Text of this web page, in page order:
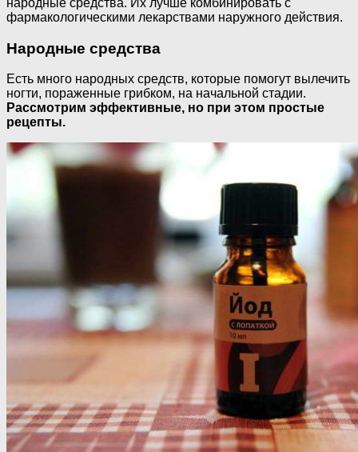
фармакологическими лекарствами наружного действия.
Народные средства
Есть много народных средств, которые помогут вылечить
ногти, пораженные грибком, на начальной стадии.
Рассмотрим эффективные, но при этом простые
рецепты.